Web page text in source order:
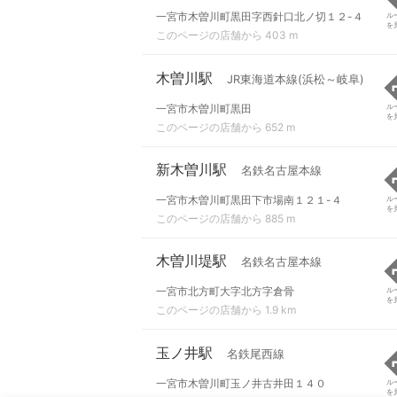
一宮市木曽川町黒田字西針口北ノ切１２-４
このページの店舗から 403 m
ル
を
木曽川駅 JR東海道本線(浜松～岐阜)
一宮市木曽川町黒田
このページの店舗から 652 m
ル
を
新木曽川駅 名鉄名古屋本線
一宮市木曽川町黒田下市場南１２１-４
このページの店舗から 885 m
ル
を
木曽川堤駅 名鉄名古屋本線
一宮市北方町大字北方字倉骨
このページの店舗から 1.9 km
ル
を
玉ノ井駅 名鉄尾西線
一宮市木曽川町玉ノ井古井田１４０
ル
を